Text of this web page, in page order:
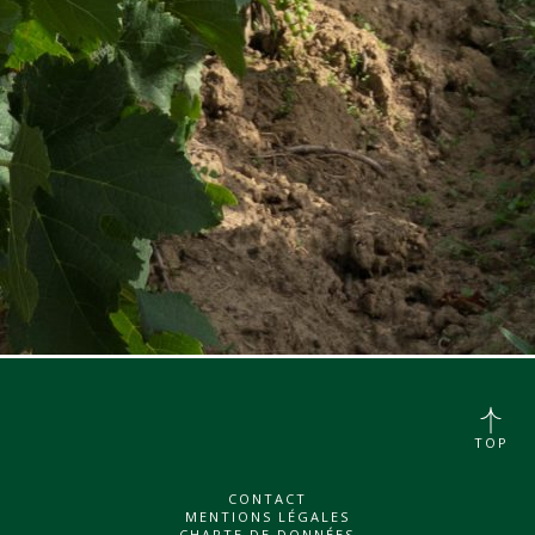
CONTACT
MENTIONS LÉGALES
TOP